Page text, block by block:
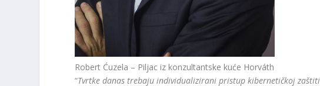
Robert Ćuzela – Piljac iz konzultantske kuće Horváth
“Tvrtke danas trebaju individualizirani pristup kibernetičkoj